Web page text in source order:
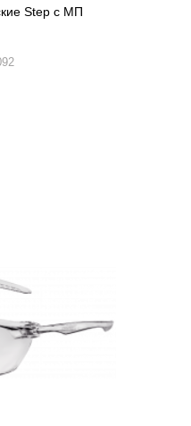
Step с МП